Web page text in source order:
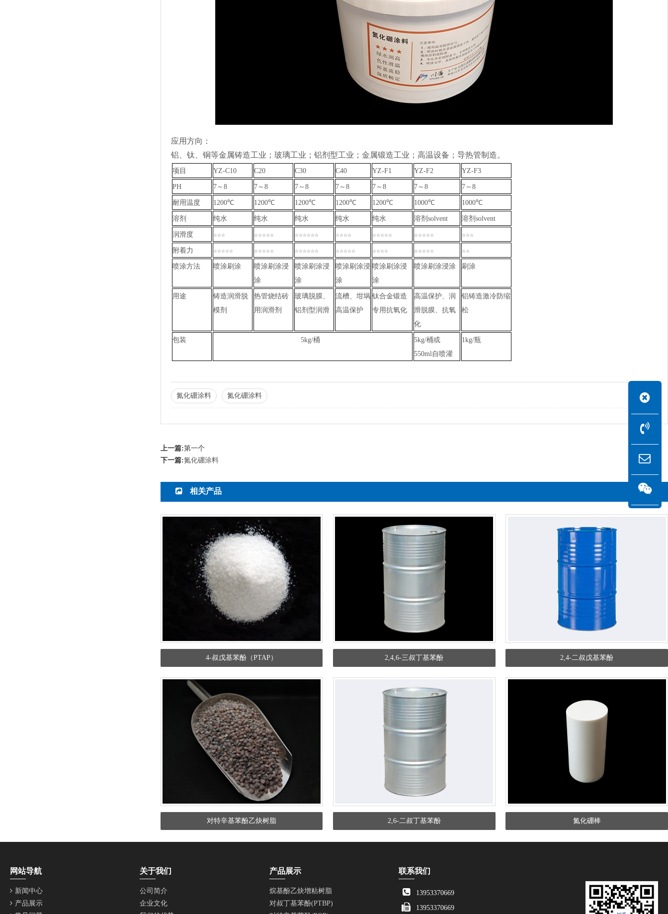
应用方向：
铝、钛、铜等金属铸造工业；玻璃工业；铝剂型工业；金属锻造工业；高温设备；导热管制造。
项目 YZ-C10 C20 C30 C40 YZ-F1 YZ-F2 YZ-F3
PH 7～8 7～8 7～8 7～8 7～8 7～8 7～8
耐用温度 1200℃ 1200℃ 1200℃ 1200℃ 1200℃ 1000℃ 1000℃
溶剂 纯水 纯水 纯水 纯水 纯水 溶剂solvent 溶剂solvent
润滑度 ☆☆☆ ☆☆☆☆☆ ☆☆☆☆☆☆ ☆☆☆☆ ☆☆☆☆☆ ☆☆☆☆☆ ☆☆☆
附着力 ☆☆☆☆☆ ☆☆☆☆☆ ☆☆☆☆☆☆ ☆☆☆☆☆ ☆☆☆☆ ☆☆☆☆☆ ☆☆
喷涂方法 喷涂刷涂
喷涂刷涂浸
涂
喷涂刷涂浸
涂
喷涂刷涂浸
涂
喷涂刷涂浸
涂
喷涂刷涂浸涂 刷涂
用途
铸造润滑脱
模剂
热管烧结砖
用润滑剂
玻璃脱膜、
铝剂型润滑
流槽、坩埚
高温保护
钛合金锻造
专用抗氧化
高温保护、润
滑脱膜、抗氧
化
铝铸造激冷防缩
松
包装 5kg/桶
5kg/桶或
550ml自喷灌
1kg/瓶
氮化硼涂料 氮化硼涂料
上一篇:第一个
下一篇:氮化硼涂料
相关产品
4-叔戊基苯酚（PTAP） 2,4,6-三叔丁基苯酚 2,4-二叔戊基苯酚
对特辛基苯酚乙炔树脂 2,6-二叔丁基苯酚 氮化硼棒
网站导航
新闻中心
产品展示
关于我们
公司简介
企业文化
产品展示
烷基酚乙炔增粘树脂
对叔丁基苯酚(PTBP)
联系我们
13953370669
13953370669